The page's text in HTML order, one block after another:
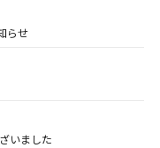
らせ
いました